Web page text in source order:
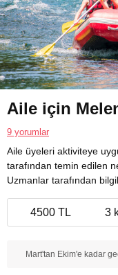
Aile için
9 yorumlar
Aile üyeleri aktiviteye
tarafından temin edilen
Uzmanlar tarafından
4500 TL 3
Mart'tan Ekim'e kadar